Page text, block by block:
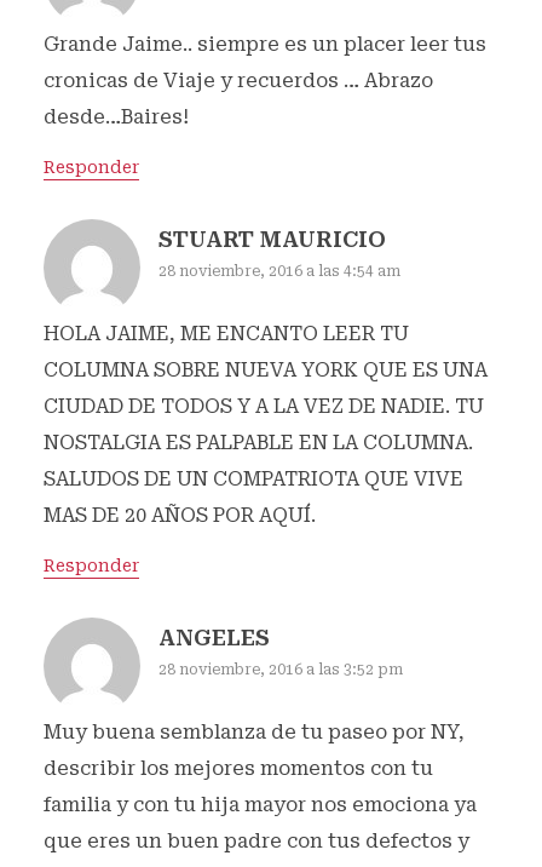
Grande Jaime.. siempre es un placer leer tus
cronicas de Viaje y recuerdos … Abrazo
desde…Baires!
Responder
STUART MAURICIO
28 noviembre, 2016 a las 4:54 am
HOLA JAIME, ME ENCANTO LEER TU
COLUMNA SOBRE NUEVA YORK QUE ES UNA
CIUDAD DE TODOS Y A LA VEZ DE NADIE. TU
NOSTALGIA ES PALPABLE EN LA COLUMNA.
SALUDOS DE UN COMPATRIOTA QUE VIVE
MAS DE 20 AÑOS POR AQUÍ.
Responder
ANGELES
28 noviembre, 2016 a las 3:52 pm
Muy buena semblanza de tu paseo por NY,
describir los mejores momentos con tu
familia y con tu hija mayor nos emociona ya
que eres un buen padre con tus defectos y